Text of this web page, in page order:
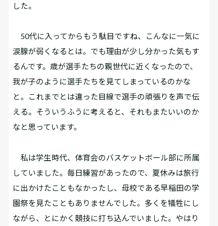
した。
50代に入ってからもう駄目ですね、こんなに一気に
涙腺が弱くなるとは。でも理由が少し分かった気もす
るんです。歳が選手たちの親世代に近くなったので、
我が子のように選手たちを見てしまっているのかな
と。これまでとは違った目線で選手の頑張りを声で伝
える。そういうふうに考えると、それもまたいいのか
なと思っています。
私は学生時代、体育会のバスケットボール部に所属
していました。毎日練習があったので、夏休みは旅行
に出かけたこともなかったし、母校である早稲田の学
園祭を見たこともありませんでした。多くを犠牲にし
ながら、とにかく競技に打ち込んでいました。やはり